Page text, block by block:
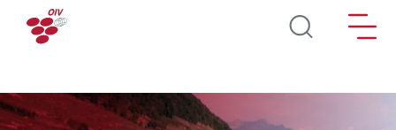
Salta al contenuto principale